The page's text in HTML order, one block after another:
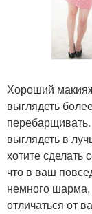
Хороший
выглядеть
выглядеть в
хотите сделать
что в ваш
немного
отличаться от